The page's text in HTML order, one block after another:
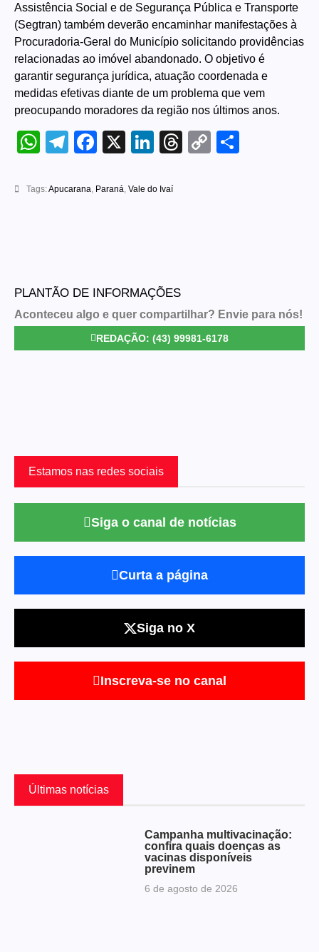
Assistência Social e de Segurança Pública e Transporte
(Segtran) também deverão encaminhar manifestações à
Procuradoria-Geral do Município solicitando providências
relacionadas ao imóvel abandonado. O objetivo é
garantir segurança jurídica, atuação coordenada e
medidas efetivas diante de um problema que vem
preocupando moradores da região nos últimos anos.
WhatsApp
Telegram
Facebook
X LinkedIn
Threads
Copy
Tags:Apucarana Paraná Vale do Ivaí
PLANTÃO DE INFORMAÇÕES
Aconteceu algo e quer compartilhar? Envie para nós!
REDAÇÃO: (43) 99981-6178
Estamos nas redes sociais
Siga o canal de notícias
Curta a página
Siga no X
Inscreva-se no canal
Últimas notícias
Campanha multivacinação:
confira quais doenças as
vacinas disponíveis
previnem
6 de agosto de 2026